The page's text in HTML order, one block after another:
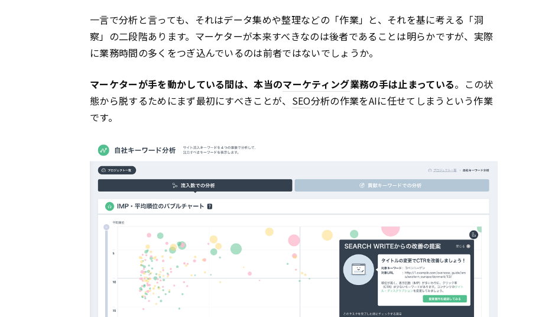
一言で分析と言っても、それはデータ集めや整理などの「作業」と、それを基に考える「洞
察」の二段階あります。マーケターが本来すべきなのは後者であることは明らかですが、実際
に業務時間の多くをつぎ込んでいるのは前者ではないでしょうか。
マーケターが手を動かしている間は、本当のマーケティング業務の手は止まっている。この状
態から脱するためにまず最初にすべきことが、 SEO分析の作業をAIに任せてしまうという作業
です。